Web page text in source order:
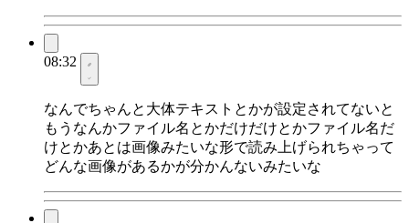
08:32
なんでちゃんと大体テキストとかが設定されてないと
もうなんかファイル名とかだけだけとかファイル名だ
けとかあとは画像みたいな形で読み上げられちゃって
どんな画像があるかが分かんないみたいな